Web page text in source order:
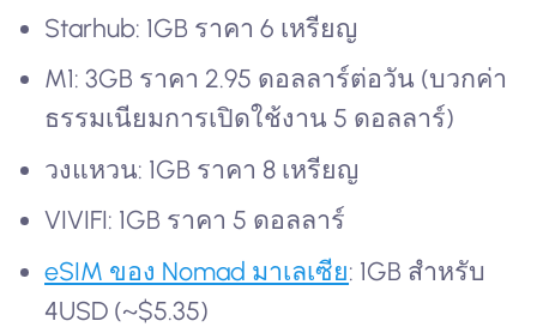
Starhub: 1GB ราคา 6 เหรียญ
M1: 3GB ราคา 2.95 ดอลลาร์ต่อวัน (บวกค่า
ธรรมเนียมการเปิดใช้งาน 5 ดอลลาร์)
วงแหวน: 1GB ราคา 8 เหรียญ
VIVIFI: 1GB ราคา 5 ดอลลาร์
eSIM ของ Nomad มาเลเซีย: 1GB สำหรับ
4USD (~$5.35)